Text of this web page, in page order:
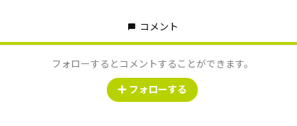
コメント
フォローするとコメントすることができます。
フォローする